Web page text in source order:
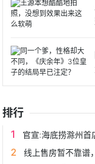
排行
官宣:海底捞滁州
线上售房暂不靠谱